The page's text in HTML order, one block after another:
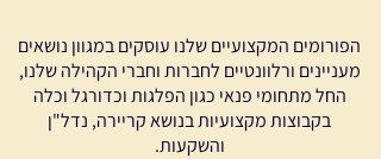
הפורומים המקצועיים שלנו עוסקים במגוון נושאים
מעניינים ורלוונטיים לחברות וחברי הקהילה שלנו,
החל מתחומי פנאי כגון הפלגות וכדורגל וכלה
בקבוצות מקצועיות בנושא קריירה, נדל"ן
והשקעות.